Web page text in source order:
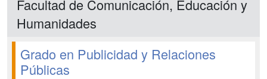
Facultad de Comunicación, Educación y
Humanidades
Grado en Publicidad y Relaciones
Públicas